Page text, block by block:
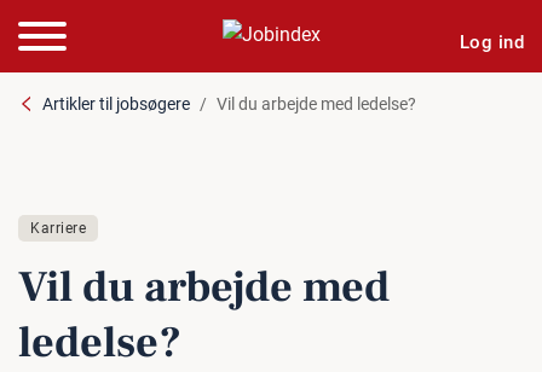
Log ind
Artikler til jobsøgere Vil du arbejde med ledelse?
Karriere
Vil du arbejde med
ledelse?